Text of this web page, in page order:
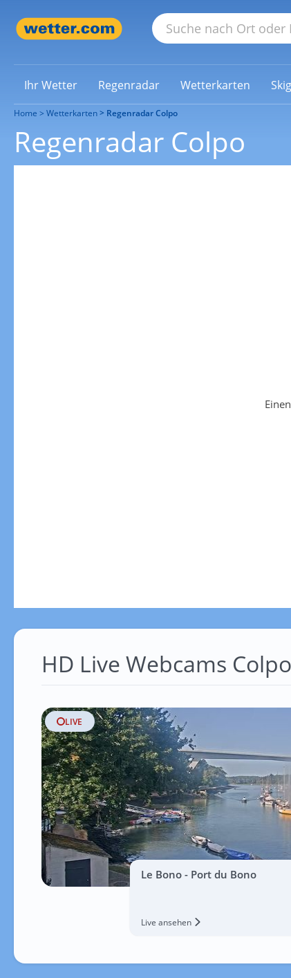
Ihr Wetter Regenradar Wetterkarten
Home Wetterkarten Regenradar Colpo
Regenradar Colpo
HD Live Webcams Colpo
LIVE
Le Bono - Port du Bono
Live ansehen